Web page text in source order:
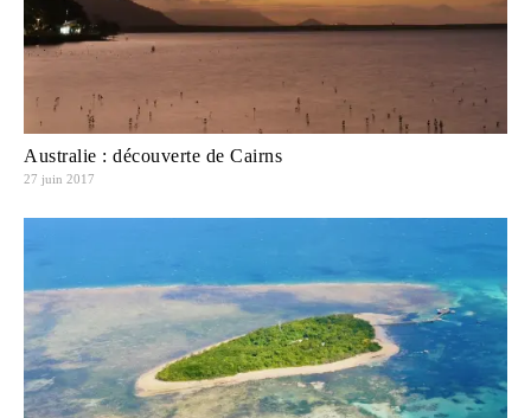
Australie : découverte de Cairns
27 juin 2017